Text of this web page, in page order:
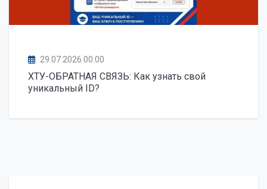
29.07.2026 00:00
ХТУ-ОБРАТНАЯ СВЯЗЬ: Как узнать свой
уникальный ID?